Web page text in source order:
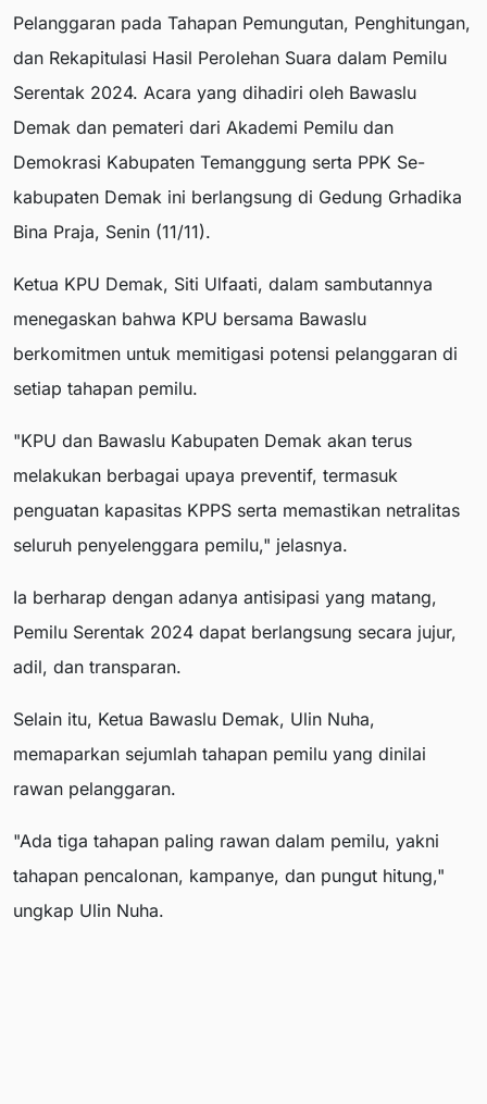
Pelanggaran pada Tahapan Pemungutan, Penghitungan,
dan Rekapitulasi Hasil Perolehan Suara dalam Pemilu
Serentak 2024. Acara yang dihadiri oleh Bawaslu
Demak dan pemateri dari Akademi Pemilu dan
Demokrasi Kabupaten Temanggung serta PPK Se-
kabupaten Demak ini berlangsung di Gedung Grhadika
Bina Praja, Senin (11/11).
Ketua KPU Demak, Siti Ulfaati, dalam sambutannya
menegaskan bahwa KPU bersama Bawaslu
berkomitmen untuk memitigasi potensi pelanggaran di
setiap tahapan pemilu.
"KPU dan Bawaslu Kabupaten Demak akan terus
melakukan berbagai upaya preventif, termasuk
penguatan kapasitas KPPS serta memastikan netralitas
seluruh penyelenggara pemilu," jelasnya.
Ia berharap dengan adanya antisipasi yang matang,
Pemilu Serentak 2024 dapat berlangsung secara jujur,
adil, dan transparan.
Selain itu, Ketua Bawaslu Demak, Ulin Nuha,
memaparkan sejumlah tahapan pemilu yang dinilai
rawan pelanggaran.
"Ada tiga tahapan paling rawan dalam pemilu, yakni
tahapan pencalonan, kampanye, dan pungut hitung,"
ungkap Ulin Nuha.